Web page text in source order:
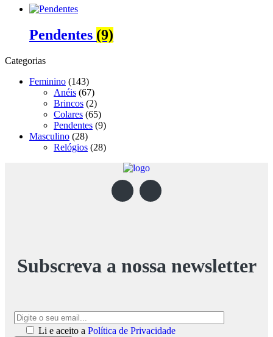
Pendentes (9)
Categorias
Feminino (143)
Anéis (67)
Brincos (2)
Colares (65)
Pendentes (9)
Masculino (28)
Relógios (28)
Subscreva a nossa newsletter
Li e aceito a Política de Privacidade